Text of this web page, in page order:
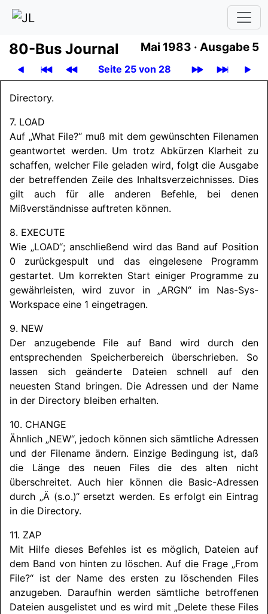
80-Bus Journal Mai 1983 · Ausgabe 5
Seite 25 von 28
Directory.
7. LOAD
Auf „What File?“ muß mit dem gewünschten Filenamen
geantwortet werden. Um trotz Abkürzen Klarheit zu
schaffen, welcher File geladen wird, folgt die Ausgabe
der betreffenden Zeile des Inhaltsverzeichnisses. Dies
gilt auch für alle anderen Befehle, bei denen
Mißverständnisse auftreten können.
8. EXECUTE
Wie „LOAD“; anschließend wird das Band auf Position
0 zurückgespult und das eingelesene Programm
gestartet. Um korrekten Start einiger Programme zu
gewährleisten, wird zuvor in „ARGN“ im Nas-Sys-
Workspace eine 1 eingetragen.
9. NEW
Der anzugebende File auf Band wird durch den
entsprechenden Speicherbereich überschrieben. So
lassen sich geänderte Dateien schnell auf den
neuesten Stand bringen. Die Adressen und der Name
in der Directory bleiben erhalten.
10. CHANGE
Ähnlich „NEW“, jedoch können sich sämtliche Adressen
und der Filename ändern. Einzige Bedingung ist, daß
die Länge des neuen Files die des alten nicht
überschreitet. Auch hier können die Basic-Adressen
durch „Ä (s.o.)“ ersetzt werden. Es erfolgt ein Eintrag
in die Directory.
11. ZAP
Mit Hilfe dieses Befehles ist es möglich, Dateien auf
dem Band von hinten zu löschen. Auf die Frage „From
File?“ ist der Name des ersten zu löschenden Files
anzugeben. Daraufhin werden sämtliche betroffenen
Dateien ausgelistet und es wird mit „Delete these Files